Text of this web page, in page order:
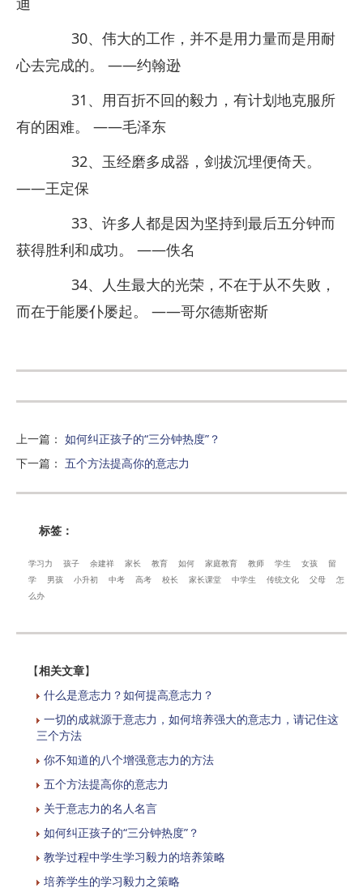
30、伟大的工作，并不是用力量而是用耐
心去完成的。 ——约翰逊
31、用百折不回的毅力，有计划地克服所
有的困难。 ——毛泽东
32、玉经磨多成器，剑拔沉埋便倚天。
——王定保
33、许多人都是因为坚持到最后五分钟而
获得胜利和成功。 ——佚名
34、人生最大的光荣，不在于从不失败，
而在于能屡仆屡起。 ——哥尔德斯密斯
上一篇 ： 如何纠正孩子的“三分钟热度”？
下一篇 ： 五个方法提高你的意志力
标签：
学习力 孩子 余建祥 家长 教育 如何 家庭教育 教师 学生 女孩
留
学
男孩 小升初 中考 高考 校长 家长课堂 中学生 传统文化 父母
怎
么办
【相关文章】
什么是意志力？如何提高意志力？
一切的成就源于意志力，如何培养强大的意志力，请记住这
三个方法
你不知道的八个增强意志力的方法
五个方法提高你的意志力
关于意志力的名人名言
如何纠正孩子的“三分钟热度”？
教学过程中学生学习毅力的培养策略
培养学生的学习毅力之策略